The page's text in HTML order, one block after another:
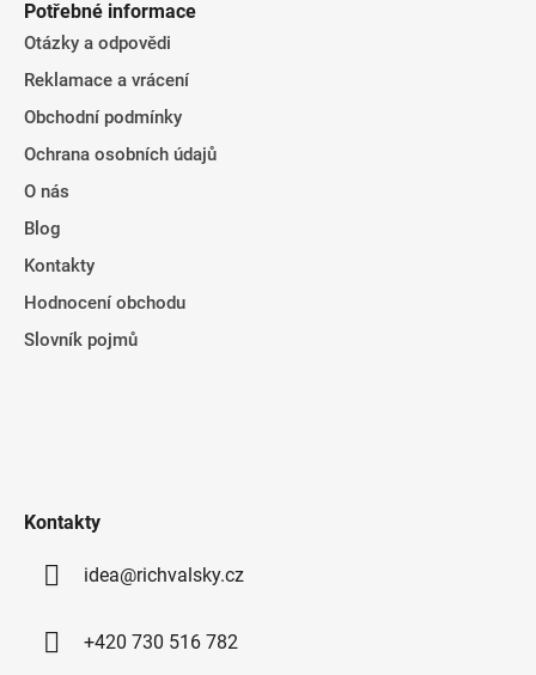
Potřebné informace
Otázky a odpovědi
Reklamace a vrácení
Obchodní podmínky
Ochrana osobních údajů
O nás
Blog
Kontakty
Hodnocení obchodu
Slovník pojmů
Kontakty
idea@richvalsky.cz
+420 730 516 782